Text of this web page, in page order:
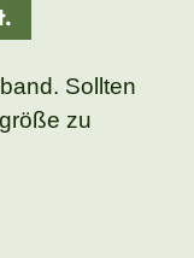
Sollten
zu